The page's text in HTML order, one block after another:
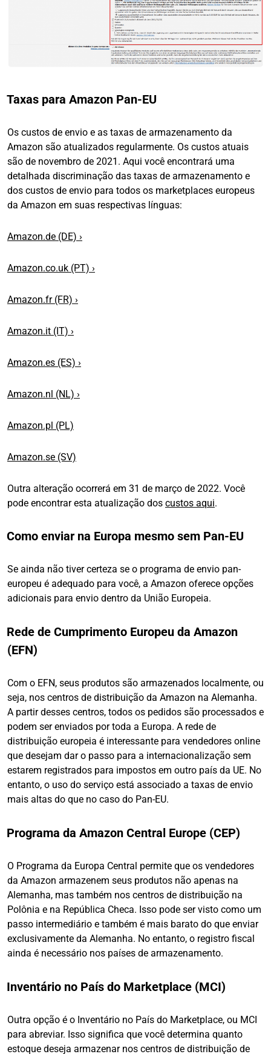
Taxas para Amazon Pan-EU
Os custos de envio e as taxas de armazenamento da
Amazon são atualizados regularmente. Os custos atuais
são de novembro de 2021. Aqui você encontrará uma
detalhada discriminação das taxas de armazenamento e
dos custos de envio para todos os marketplaces europeus
da Amazon em suas respectivas línguas:
Amazon.de (DE) ›
Amazon.co.uk (PT) ›
Amazon.fr (FR) ›
Amazon.it (IT) ›
Amazon.es (ES) ›
Amazon.nl (NL) ›
Amazon.pl (PL)
Amazon.se (SV)
Outra alteração ocorrerá em 31 de março de 2022. Você
pode encontrar esta atualização dos custos aqui.
Como enviar na Europa mesmo sem Pan-EU
Se ainda não tiver certeza se o programa de envio pan-
europeu é adequado para você, a Amazon oferece opções
adicionais para envio dentro da União Europeia.
Rede de Cumprimento Europeu da Amazon
(EFN)
Com o EFN, seus produtos são armazenados localmente, ou
seja, nos centros de distribuição da Amazon na Alemanha.
A partir desses centros, todos os pedidos são processados e
podem ser enviados por toda a Europa. A rede de
distribuição europeia é interessante para vendedores online
que desejam dar o passo para a internacionalização sem
estarem registrados para impostos em outro país da UE. No
entanto, o uso do serviço está associado a taxas de envio
mais altas do que no caso do Pan-EU.
Programa da Amazon Central Europe (CEP)
O Programa da Europa Central permite que os vendedores
da Amazon armazenem seus produtos não apenas na
Alemanha, mas também nos centros de distribuição na
Polônia e na República Checa. Isso pode ser visto como um
passo intermediário e também é mais barato do que enviar
exclusivamente da Alemanha. No entanto, o registro fiscal
ainda é necessário nos países de armazenamento.
Inventário no País do Marketplace (MCI)
Outra opção é o Inventário no País do Marketplace, ou MCI
para abreviar. Isso significa que você determina quanto
estoque deseja armazenar nos centros de distribuição de